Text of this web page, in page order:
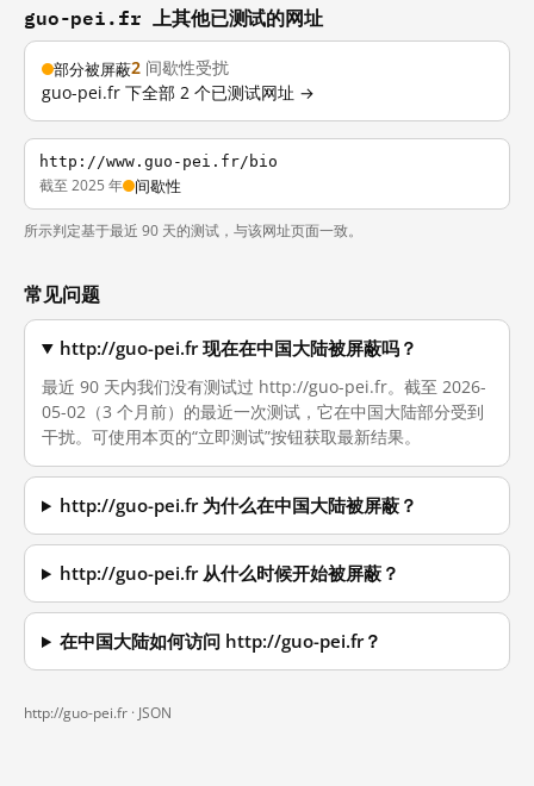
guo-pei.fr 上其他已测试的网址
部分被屏蔽2 间歇性受扰
guo-pei.fr 下全部 2 个已测试网址 →
http://www.guo-pei.fr/bio
截至 2025 年 间歇性
所示判定基于最近 90 天的测试，与该网址页面一致。
常见问题
http://guo-pei.fr 现在在中国大陆被屏蔽吗？
最近 90 天内我们没有测试过 http://guo-pei.fr。截至 2026-
05-02（3 个月前）的最近一次测试，它在中国大陆部分受到
干扰。可使用本页的“立即测试”按钮获取最新结果。
http://guo-pei.fr 为什么在中国大陆被屏蔽？
http://guo-pei.fr 从什么时候开始被屏蔽？
在中国大陆如何访问 http://guo-pei.fr？
http://guo-pei.fr · JSON